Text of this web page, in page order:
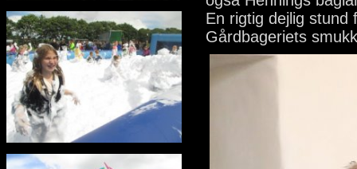
En rigtig dejlig
Gårdbageriets